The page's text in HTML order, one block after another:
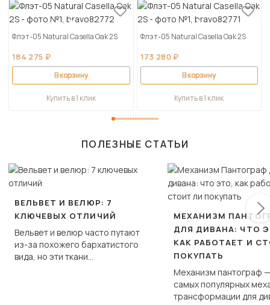
Флэт-05 Natural Casella Oak 2S
184 275 ₽
В корзину
Купить в 1 клик
Флэт-05 Natural Casella Oak 2S
173 280 ₽
В корзину
Купить в 1 клик
ПОЛЕЗНЫЕ СТАТЬИ
ВЕЛЬВЕТ И ВЕЛЮР: 7
КЛЮЧЕВЫХ ОТЛИЧИЙ
Вельвет и велюр часто путают
из-за похожего бархатистого
вида, но эти ткани
МЕХАНИЗМ
ДЛЯ ДИВАНА: ЧТО
КАК РАБОТАЕТ И
ПОКУПАТЬ
Механизм пантограф
самых популярных
трансформации для